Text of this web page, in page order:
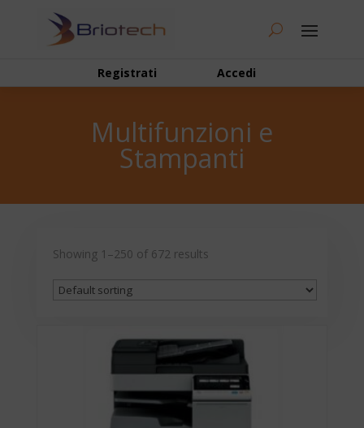
Registrati Accedi
Multifunzioni e
Stampanti
Showing 1–250 of 672 results